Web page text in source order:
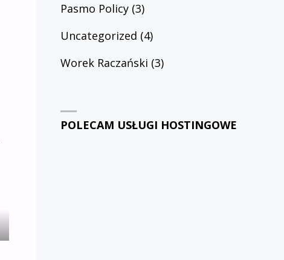
Pasmo Policy (3)
Uncategorized (4)
Worek Raczański (3)
POLECAM USŁUGI HOSTINGOWE